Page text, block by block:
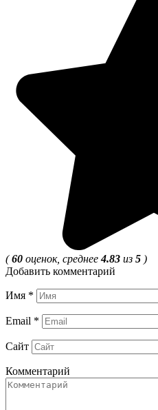
(60 оценок, среднее4.83 из 5 )
Добавить комментарий
Имя *
Email *
Сайт
Комментарий